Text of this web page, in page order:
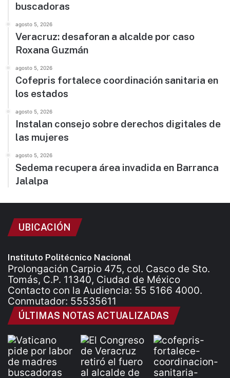
buscadoras
agosto 5, 2026
Veracruz: desaforan a alcalde por caso
Roxana Guzmán
agosto 5, 2026
Cofepris fortalece coordinación sanitaria en
los estados
agosto 5, 2026
Instalan consejo sobre derechos digitales de
las mujeres
agosto 5, 2026
Sedema recupera área invadida en Barranca
Jalalpa
UBICACIÓN
Instituto Politécnico Nacional
Prolongación Carpio 475, col. Casco de Sto.
Tomás, C.P. 11340, Ciudad de México
Contacto con la Audiencia: 55 5166 4000.
Conmutador: 55535611
ÚLTIMAS NOTAS ACTUALIZADAS